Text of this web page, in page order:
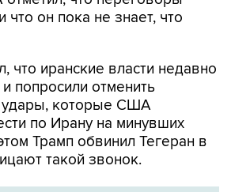
что иранские власти недавно
удары, которые США
по Ирану на минувших
Трамп обвинил Тегеран в
такой звонок.